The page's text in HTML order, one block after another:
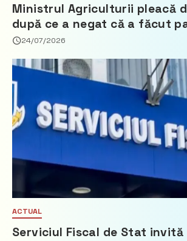
Ministrul Agriculturii pleacă
după ce a negat că a făcut
Partidul Democrat
24/07/2026
ACTUAL
Serviciul Fiscal de Stat invită